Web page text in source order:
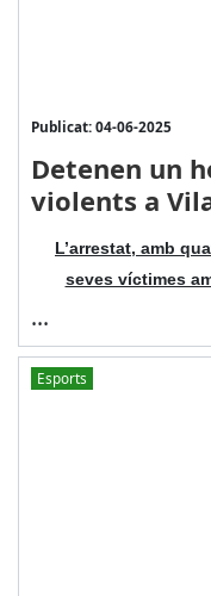
Publicat: 04-06-2025
Detenen un
violents a
L’arrestat, amb
seves víctimes
...
Esports